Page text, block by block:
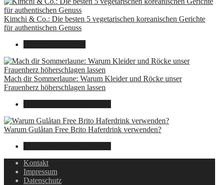
Kimchi & Co.: Die besten 5 vegetarischen koreanischen Gerichte
für authentischen Genuss
Mach dir Sommerlaune: Warum Kleider und Röcke unser
Frauenherz höherschlagen lassen
Warum Gulåtan Free Brito Haferdrink verwenden?
Kontakt
Impressum
Datenschutz